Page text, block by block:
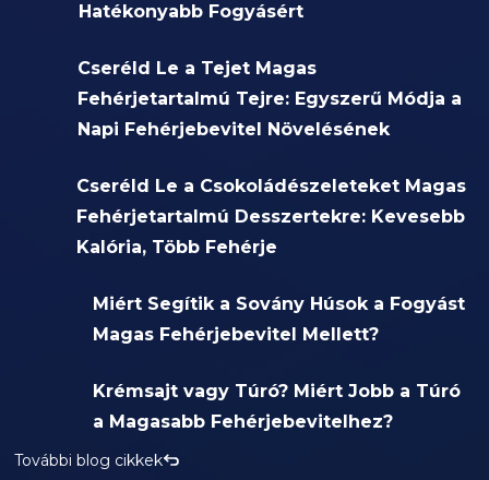
Hatékonyabb Fogyásért
Cseréld Le a Tejet Magas
Fehérjetartalmú Tejre: Egyszerű Módja a
Napi Fehérjebevitel Növelésének
Cseréld Le a Csokoládészeleteket Magas
Fehérjetartalmú Desszertekre: Kevesebb
Kalória, Több Fehérje
Miért Segítik a Sovány Húsok a Fogyást
Magas Fehérjebevitel Mellett?
Krémsajt vagy Túró? Miért Jobb a Túró
a Magasabb Fehérjebevitelhez?
További blog cikkek